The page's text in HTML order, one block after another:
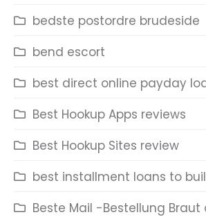
bedste postordre brudeside
bend escort
best direct online payday
Best Hookup Apps reviews
Best Hookup Sites review
best installment loans to
Beste Mail -Bestellung Braut